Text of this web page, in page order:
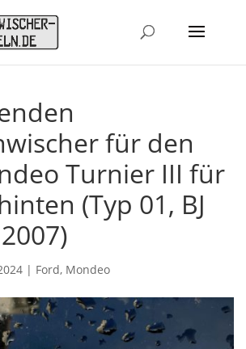
für den
Turnier III für
(Typ 01, BJ
| Ford, Mondeo